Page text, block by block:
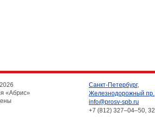
2026
«Абрис»
Санкт-Петербург,
Железнодорожный
info@prosv-spb.ru
+7 (812) 327–04–50,